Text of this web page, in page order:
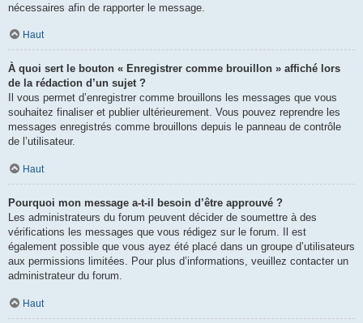
nécessaires afin de rapporter le message.
Haut
À quoi sert le bouton « Enregistrer comme brouillon » affiché lors
de la rédaction d’un sujet ?
Il vous permet d’enregistrer comme brouillons les messages que vous
souhaitez finaliser et publier ultérieurement. Vous pouvez reprendre les
messages enregistrés comme brouillons depuis le panneau de contrôle
de l’utilisateur.
Haut
Pourquoi mon message a-t-il besoin d’être approuvé ?
Les administrateurs du forum peuvent décider de soumettre à des
vérifications les messages que vous rédigez sur le forum. Il est
également possible que vous ayez été placé dans un groupe d’utilisateurs
aux permissions limitées. Pour plus d’informations, veuillez contacter un
administrateur du forum.
Haut